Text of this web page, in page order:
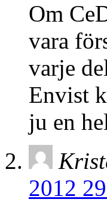
Om
vara
varje
Envist
ju en
2012